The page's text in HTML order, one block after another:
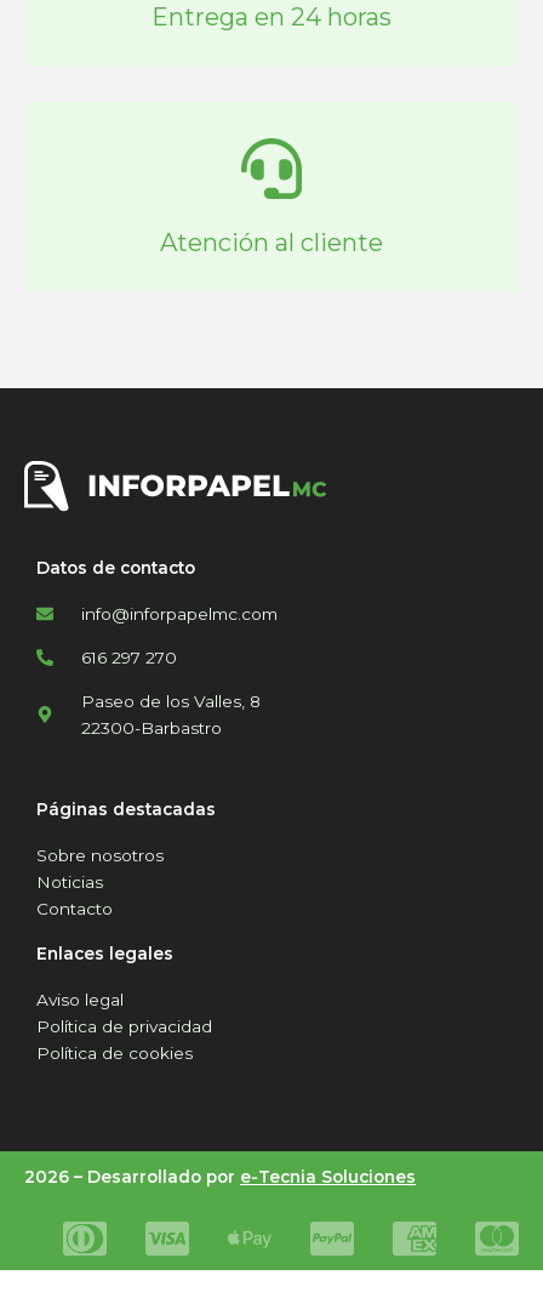
Entrega en 24 horas
Atención al cliente
Datos de contacto
info@inforpapelmc.com
616 297 270
Paseo de los Valles, 8
22300-Barbastro
Páginas destacadas
Sobre nosotros
Noticias
Contacto
Enlaces legales
Aviso legal
Política de privacidad
Política de cookies
2026 – Desarrollado por e-Tecnia Soluciones